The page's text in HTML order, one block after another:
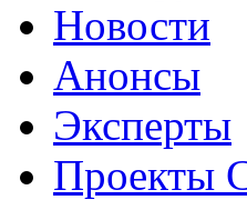
Новости
Анонсы
Эксперты
Проекты